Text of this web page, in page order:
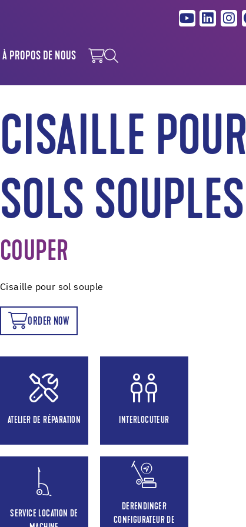
À PROPOS DE NOUS
CISAILLE POUR
SOLS SOUPLES
COUPER
Cisaille pour sol souple
ORDER NOW
ATELIER DE RÉPARATION INTERLOCUTEUR
SERVICE LOCATION DE
DERENDINGER
CONFIGURATEUR DE